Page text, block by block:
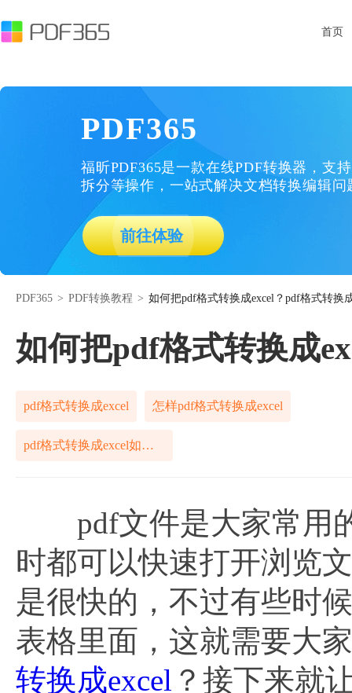
首页
PDF365
福昕PDF365是一款在线PDF转换器，支
拆分等操作，一站式解决文档转换编辑问
前往体验
PDF365 > PDF转换教程 > 如何把pdf格式转换成excel？pdf格式转换
如何把pdf格式转换成
pdf格式转换成excel 怎样pdf格式转换成excel
pdf格式转换成excel如何搞定
pdf文件是大家常用的
时都可以快速打开浏览
是很快的，不过有些时
表格里面，这就需要大
转换成excel ？接下来就